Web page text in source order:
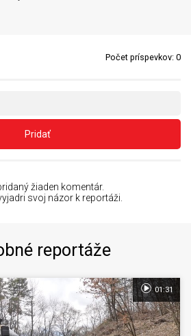
Počet príspevkov: 0
Pridať
žiaden komentár.
svoj názor k reportáži.
reportáže
01:31